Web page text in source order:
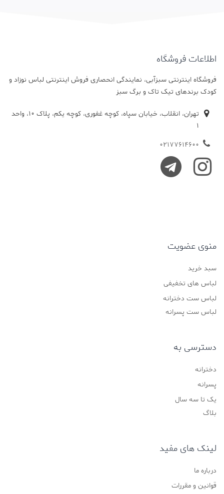
اطلاعات فروشگاه
فروشگاه اینترنتی سبزآبی، نمایندگی انحصاری فروش اینترنتی لباس نوزاد و
کودک برندهای تیک تاک و برگ سبز
تهران، انقلاب، خیابان سپاه، کوچه غفوری، کوچه یکم، پلاک 10، واحد
1
02177614600
منوی عضویت
سبد خرید
لباس های تخفیفی
لباس ست دخترانه
لباس ست پسرانه
دسترسی به
دخترانه
پسرانه
یک تا سه سال
بلاگ
لینک های مفید
درباره ما
قوانین و مقررات